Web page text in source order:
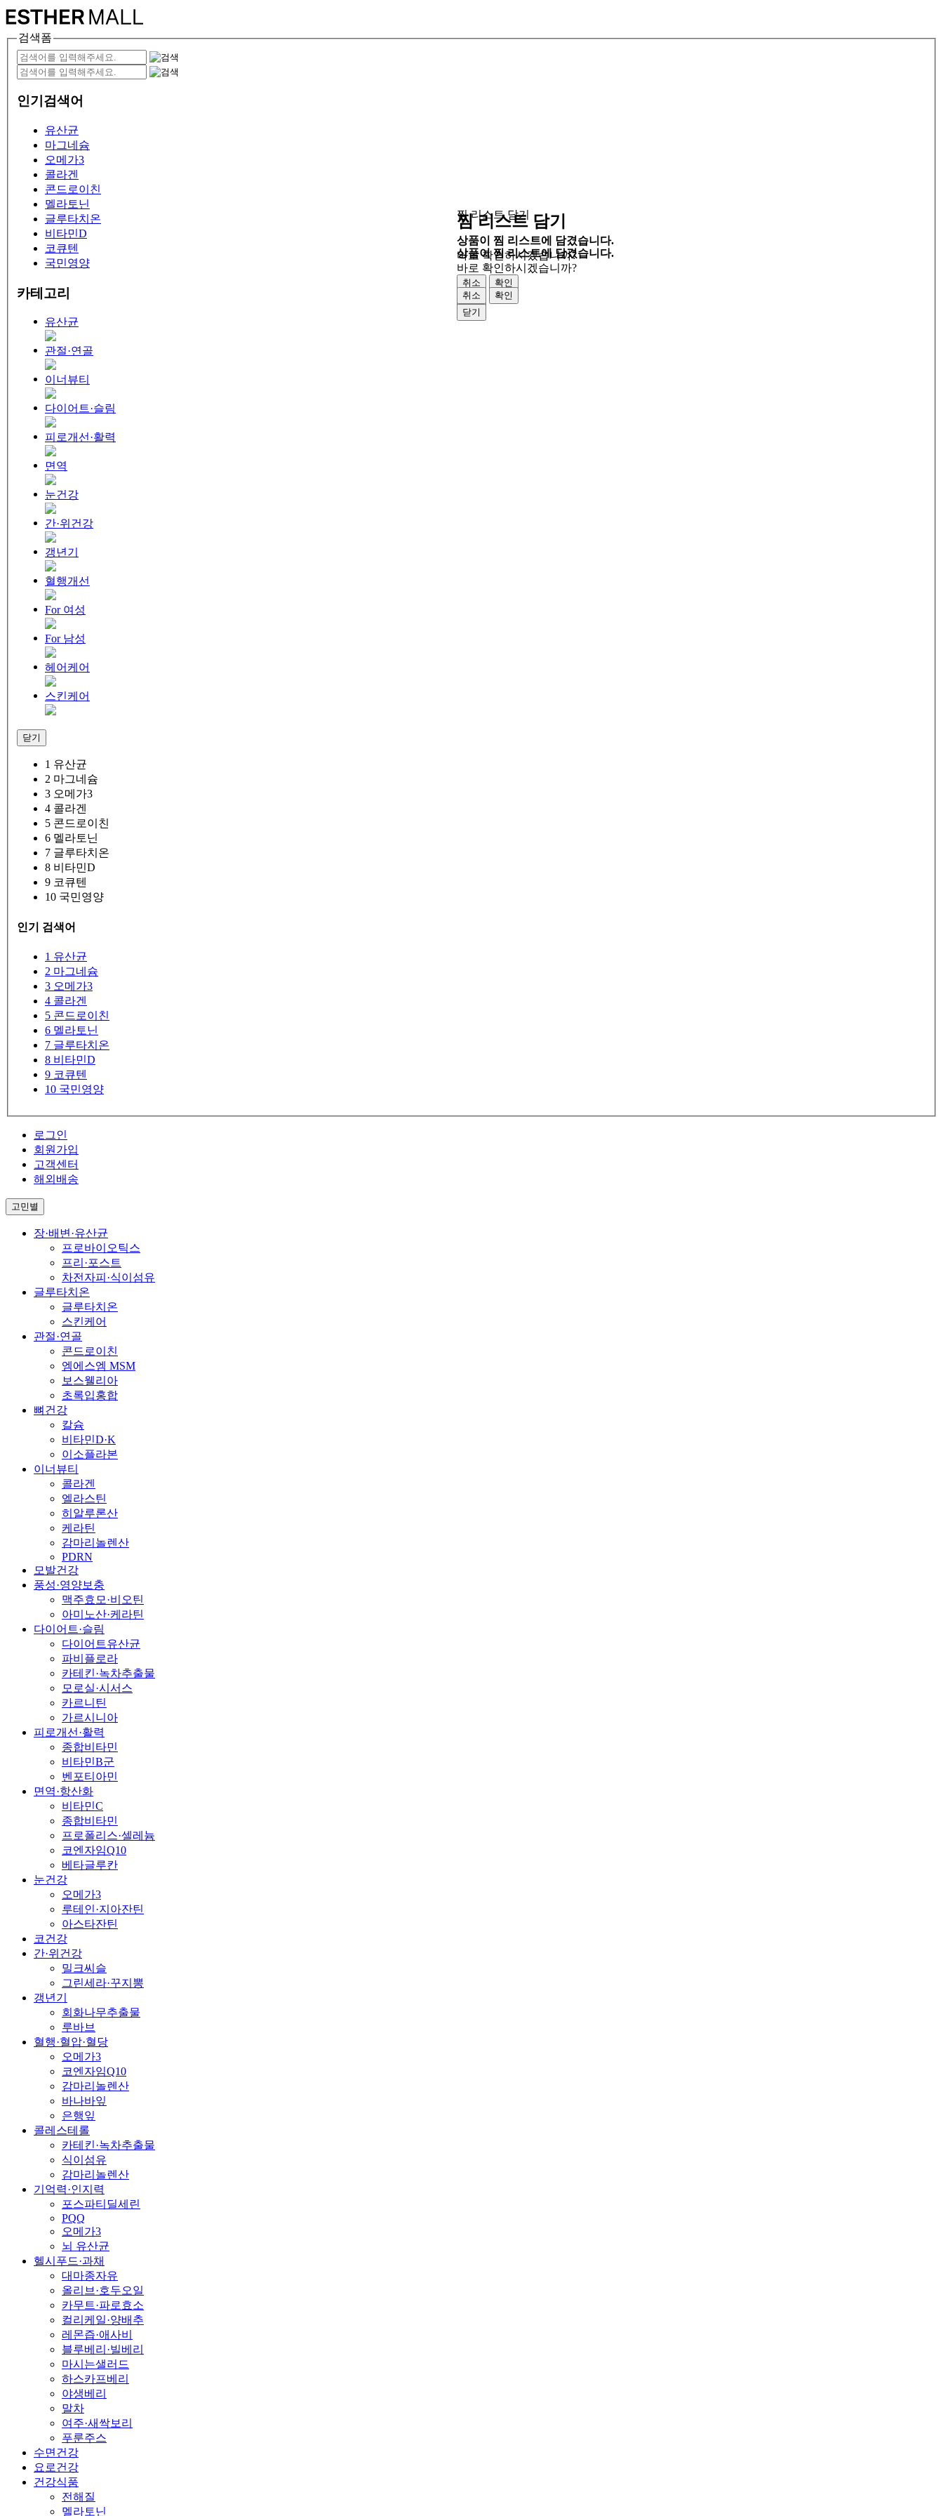
검색폼
인기검색어
유산균
마그네슘
오메가3
콜라겐
콘드로이친
멜라토닌
글루타치온
비타민D
코큐텐
국민영양
카테고리
유산균
관절·연골
이너뷰티
다이어트·슬림
피로개선·활력
면역
눈건강
간·위건강
갱년기
혈행개선
For 여성
For 남성
헤어케어
스킨케어
닫기
1 유산균
2 마그네슘
3 오메가3
4 콜라겐
5 콘드로이친
6 멜라토닌
7 글루타치온
8 비타민D
9 코큐텐
10 국민영양
인기 검색어
1 유산균
2 마그네슘
3 오메가3
4 콜라겐
5 콘드로이친
6 멜라토닌
7 글루타치온
8 비타민D
9 코큐텐
10 국민영양
로그인
회원가입
고객센터
해외배송
고민별
장·배변·유산균
프로바이오틱스
프리·포스트
차전자피·식이섬유
글루타치온
글루타치온
스킨케어
관절·연골
콘드로이친
엠에스엠 MSM
보스웰리아
초록입홍합
뼈건강
칼슘
비타민D·K
이소플라본
이너뷰티
콜라겐
엘라스틴
히알루론산
케라틴
감마리놀렌산
PDRN
모발건강
풍성·영양보충
맥주효모·비오틴
아미노산·케라틴
다이어트·슬림
다이어트유산균
파비플로라
카테킨·녹차추출물
모로실·시서스
카르니틴
가르시니아
피로개선·활력
종합비타민
비타민B군
벤포티아민
면역·항산화
비타민C
종합비타민
프로폴리스·셀레늄
코엔자임Q10
베타글루칸
눈건강
오메가3
루테인·지아잔틴
아스타잔틴
코건강
간·위건강
밀크씨슬
그린세라·꾸지뽕
갱년기
회화나무추출물
루바브
혈행·혈압·혈당
오메가3
코엔자임Q10
감마리놀렌산
바나바잎
은행잎
콜레스테롤
카테킨·녹차추출물
식이섬유
감마리놀렌산
기억력·인지력
포스파티딜세린
PQQ
오메가3
뇌 유산균
헬시푸드·과채
대마종자유
올리브·호두오일
카무트·파로효소
컬리케일·양배추
레몬즙·애사비
블루베리·빌베리
마시는샐러드
하스카프베리
야생베리
말차
여주·새싹보리
푸룬주스
수면건강
요로건강
건강식품
전해질
멜라토닌
찜 리스트 담기
상품이 찜 리스트에 담겼습니다.
바로 확인하시겠습니까?
취소
확인
닫기
찜 리스트 담기
상품이 찜 리스트에 담겼습니다.
바로 확인하시겠습니까?
취소
확인
닫기